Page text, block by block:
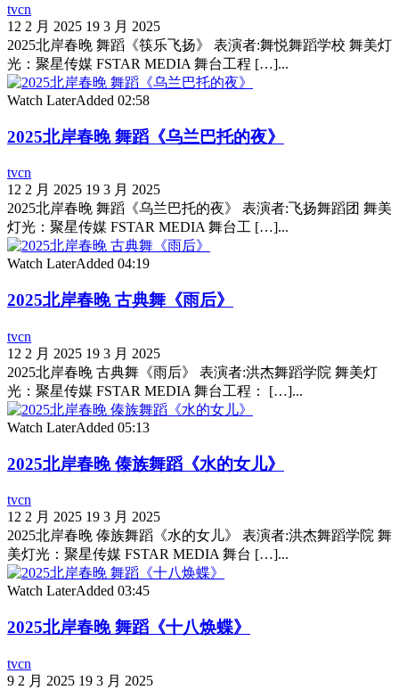
tvcn
12 2 月 2025 19 3 月 2025
2025北岸春晚 舞蹈《筷乐飞扬》 表演者:舞悦舞蹈学校 舞美灯
光：聚星传媒 FSTAR MEDIA 舞台工程 […]...
Watch LaterAdded 02:58
2025北岸春晚 舞蹈《乌兰巴托的夜》
tvcn
12 2 月 2025 19 3 月 2025
2025北岸春晚 舞蹈《乌兰巴托的夜》 表演者:飞扬舞蹈团 舞美
灯光：聚星传媒 FSTAR MEDIA 舞台工 […]...
Watch LaterAdded 04:19
2025北岸春晚 古典舞《雨后》
tvcn
12 2 月 2025 19 3 月 2025
2025北岸春晚 古典舞《雨后》 表演者:洪杰舞蹈学院 舞美灯
光：聚星传媒 FSTAR MEDIA 舞台工程： […]...
Watch LaterAdded 05:13
2025北岸春晚 傣族舞蹈《水的女儿》
tvcn
12 2 月 2025 19 3 月 2025
2025北岸春晚 傣族舞蹈《水的女儿》 表演者:洪杰舞蹈学院 舞
美灯光：聚星传媒 FSTAR MEDIA 舞台 […]...
Watch LaterAdded 03:45
2025北岸春晚 舞蹈《十八焕蝶》
tvcn
9 2 月 2025 19 3 月 2025